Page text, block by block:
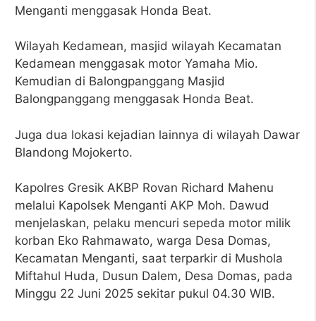
Menganti menggasak Honda Beat.
Wilayah Kedamean, masjid wilayah Kecamatan
Kedamean menggasak motor Yamaha Mio.
Kemudian di Balongpanggang Masjid
Balongpanggang menggasak Honda Beat.
Juga dua lokasi kejadian lainnya di wilayah Dawar
Blandong Mojokerto.
Kapolres Gresik AKBP Rovan Richard Mahenu
melalui Kapolsek Menganti AKP Moh. Dawud
menjelaskan, pelaku mencuri sepeda motor milik
korban Eko Rahmawato, warga Desa Domas,
Kecamatan Menganti, saat terparkir di Mushola
Miftahul Huda, Dusun Dalem, Desa Domas, pada
Minggu 22 Juni 2025 sekitar pukul 04.30 WIB.